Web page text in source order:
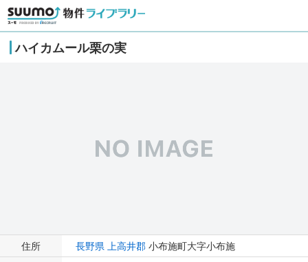
ハイカムール栗の実
住所 長野県 上高井郡 小布施町大字小布施